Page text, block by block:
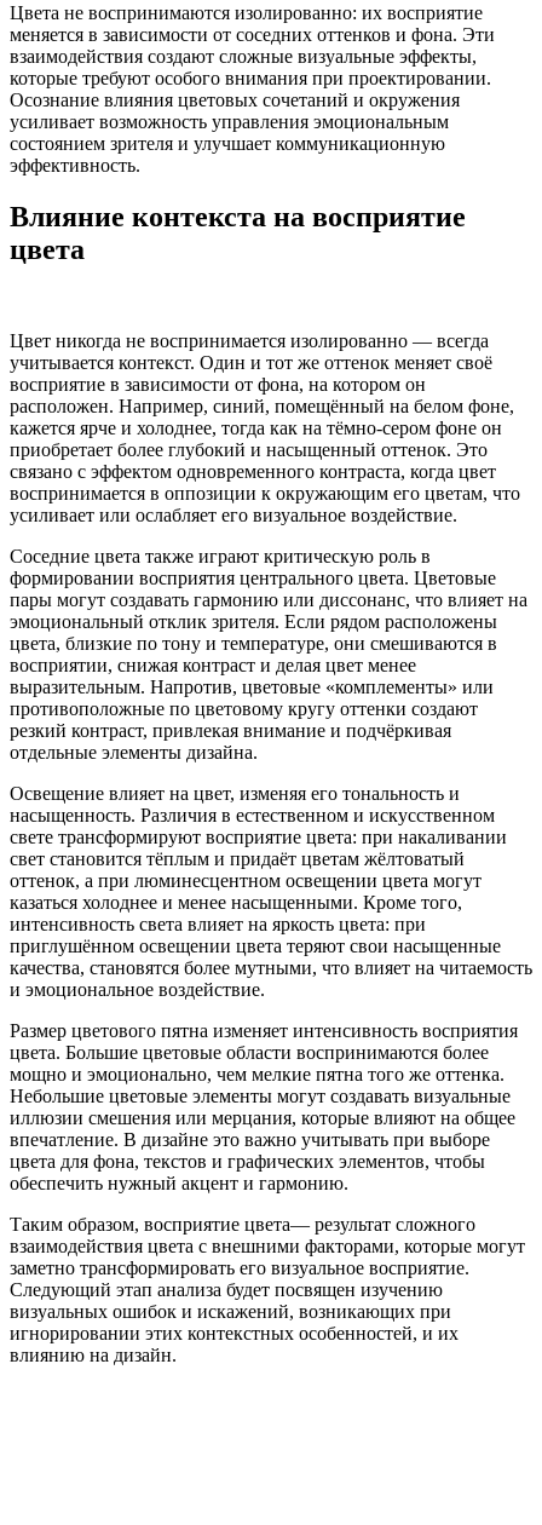
Цвета не воспринимаются изолированно: их восприятие
меняется в зависимости от соседних оттенков и фона. Эти
взаимодействия создают сложные визуальные эффекты,
которые требуют особого внимания при проектировании.
Осознание влияния цветовых сочетаний и окружения
усиливает возможность управления эмоциональным
состоянием зрителя и улучшает коммуникационную
эффективность.
Влияние контекста на восприятие
цвета
Цвет никогда не воспринимается изолированно — всегда
учитывается контекст. Один и тот же оттенок меняет своё
восприятие в зависимости от фона, на котором он
расположен. Например, синий, помещённый на белом фоне,
кажется ярче и холоднее, тогда как на тёмно-сером фоне он
приобретает более глубокий и насыщенный оттенок. Это
связано с эффектом одновременного контраста, когда цвет
воспринимается в оппозиции к окружающим его цветам, что
усиливает или ослабляет его визуальное воздействие.
Соседние цвета также играют критическую роль в
формировании восприятия центрального цвета. Цветовые
пары могут создавать гармонию или диссонанс, что влияет на
эмоциональный отклик зрителя. Если рядом расположены
цвета, близкие по тону и температуре, они смешиваются в
восприятии, снижая контраст и делая цвет менее
выразительным. Напротив, цветовые «комплементы» или
противоположные по цветовому кругу оттенки создают
резкий контраст, привлекая внимание и подчёркивая
отдельные элементы дизайна.
Освещение влияет на цвет, изменяя его тональность и
насыщенность. Различия в естественном и искусственном
свете трансформируют восприятие цвета: при накаливании
свет становится тёплым и придаёт цветам жёлтоватый
оттенок, а при люминесцентном освещении цвета могут
казаться холоднее и менее насыщенными. Кроме того,
интенсивность света влияет на яркость цвета: при
приглушённом освещении цвета теряют свои насыщенные
качества, становятся более мутными, что влияет на читаемость
и эмоциональное воздействие.
Размер цветового пятна изменяет интенсивность восприятия
цвета. Большие цветовые области воспринимаются более
мощно и эмоционально, чем мелкие пятна того же оттенка.
Небольшие цветовые элементы могут создавать визуальные
иллюзии смешения или мерцания, которые влияют на общее
впечатление. В дизайне это важно учитывать при выборе
цвета для фона, текстов и графических элементов, чтобы
обеспечить нужный акцент и гармонию.
Таким образом, восприятие цвета— результат сложного
взаимодействия цвета с внешними факторами, которые могут
заметно трансформировать его визуальное восприятие.
Следующий этап анализа будет посвящен изучению
визуальных ошибок и искажений, возникающих при
игнорировании этих контекстных особенностей, и их
влиянию на дизайн.